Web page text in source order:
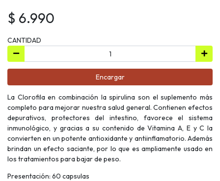
$ 6.990
CANTIDAD
Encargar
La Clorofila en combinación la spirulina son el suplemento más
completo para mejorar nuestra salud general. Contienen efectos
depurativos, protectores del intestino, favorece el sistema
inmunológico, y gracias a su contenido de Vitamina A, E y C la
convierten en un potente antioxidante y antiinflamatorio. Además
brindan un efecto saciante, por lo que es ampliamente usado en
los tratamientos para bajar de peso.
Presentación: 60 capsulas